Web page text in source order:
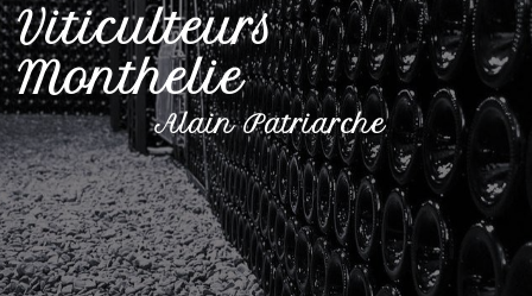
Viticulteurs
Monthelie
Alain Patriarche